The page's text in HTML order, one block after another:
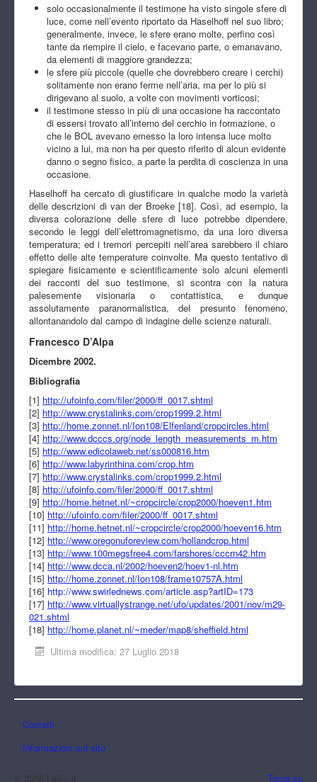
solo occasionalmente il testimone ha visto singole sfere di
luce, come nell’evento riportato da Haselhoff nel suo libro;
generalmente, invece, le sfere erano molte, perfino così
tante da riempire il cielo, e facevano parte, o emanavano,
da elementi di maggiore grandezza;
le sfere più piccole (quelle che dovrebbero creare i cerchi)
solitamente non erano ferme nell’aria, ma per lo più si
dirigevano al suolo, a volte con movimenti vorticosi;
il testimone stesso in più di una occasione ha raccontato
di essersi trovato all’interno del cerchio in formazione, o
che le BOL avevano emesso la loro intensa luce molto
vicino a lui, ma non ha per questo riferito di alcun evidente
danno o segno fisico, a parte la perdita di coscienza in una
occasione.
Haselhoff ha cercato di giustificare in qualche modo la varietà
delle descrizioni di van der Broeke [18]. Così, ad esempio, la
diversa colorazione delle sfere di luce potrebbe dipendere,
secondo le leggi dell’elettromagnetismo, da una loro diversa
temperatura; ed i tremori percepiti nell’area sarebbero il chiaro
effetto delle alte temperature coinvolte. Ma questo tentativo di
spiegare fisicamente e scientificamente solo alcuni elementi
dei racconti del suo testimone, si scontra con la natura
palesemente visionaria o contattistica, e dunque
assolutamente paranormalistica, del presunto fenomeno,
allontanandolo dal campo di indagine delle scienze naturali.
Francesco D’Alpa
Dicembre 2002.
Bibliografia
[1] http://ufoinfo.com/filer/2000/ff_0017.shtml
[2] http://www.crystalinks.com/crop1999.2.html
[3] http://home.zonnet.nl/Ion108/Elfenland/cropcircles.html
[4] http://www.dcccs.org/node_length_measurements_m.htm
[5] http://www.edicolaweb.net/ss000816.htm
[6] http://www.labyrinthina.com/crop.htm
[7] http://www.crystalinks.com/crop1999.2.html
[8] http://ufoinfo.com/filer/2000/ff_0017.shtml
[9] http://home.hetnet.nl/~cropcircle/crop2000/hoeven1.htm
[10] http://ufoinfo.com/filer/2000/ff_0017.shtml
[11] http://home.hetnet.nl/~cropcircle/crop2000/hoeven16.htm
[12] http://www.oregonuforeview.com/hollandcrop.html
[13] http://www.100megsfree4.com/farshores/cccrn42.htm
[14] http://www.dcca.nl/2002/hoeven2/hoev1-nl.htm
[15] http://home.zonnet.nl/Ion108/frame10757A.html
[16] http://www.swirlednews.com/article.asp?artID=173
[17] http://www.virtuallystrange.net/ufo/updates/2001/nov/m29-
021.shtml
[18] http://home.planet.nl/~meder/map8/sheffield.html
Ultima modifica: 27 Luglio 2018
Contatti
Informazioni sul sito
Torna su
© 2026 Laiko.it